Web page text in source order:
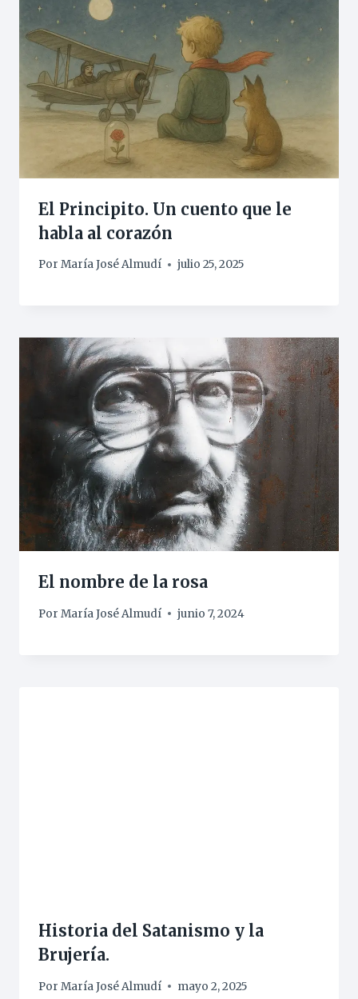
El Principito. Un cuento que le
habla al corazón
Por María José Almudí julio 25, 2025
El nombre de la rosa
Por María José Almudí junio 7, 2024
Historia del Satanismo y la
Brujería.
Por María José Almudí mayo 2, 2025